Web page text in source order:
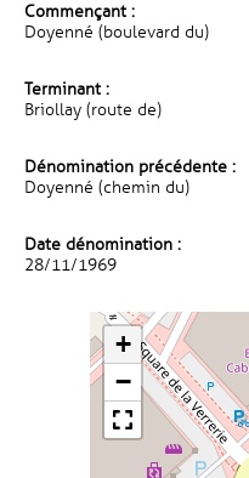
Commençant :
Doyenné (boulevard du)
Terminant :
Briollay (route de)
Dénomination précédente :
Doyenné (chemin du)
Date dénomination :
28/11/1969
+
−